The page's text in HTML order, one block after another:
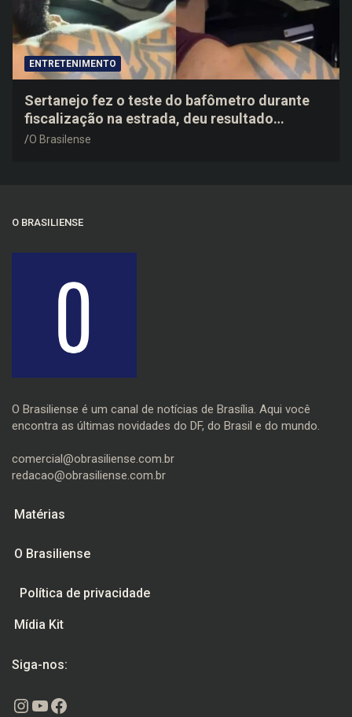
ENTRETENIMENTO
Sertanejo fez o teste do bafômetro durante
fiscalização na estrada, deu resultado
negativo e elogiou o trabalho dos agentes de
O Brasilense
O BRASILIENSE
O Brasiliense é um canal de notícias de Brasília. Aqui você
encontra as últimas novidades do DF, do Brasil e do mundo.
comercial@obrasiliense.com.br
redacao@obrasiliense.com.br
Matérias
O Brasiliense
Política de privacidade
Mídia Kit
Siga-nos:
Instagram
Youtube
Facebook